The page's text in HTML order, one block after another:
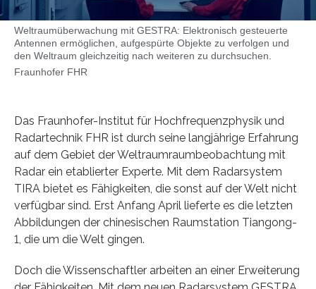
Weltraumüberwachung mit GESTRA: Elektronisch gesteuerte
Antennen ermöglichen, aufgespürte Objekte zu verfolgen und
den Weltraum gleichzeitig nach weiteren zu durchsuchen.
Fraunhofer FHR
Das Fraunhofer-Institut für Hochfrequenzphysik und
Radartechnik FHR ist durch seine langjährige Erfahrung
auf dem Gebiet der Weltraumraumbeobachtung mit
Radar ein etablierter Experte. Mit dem Radarsystem
TIRA bietet es Fähigkeiten, die sonst auf der Welt nicht
verfügbar sind. Erst Anfang April lieferte es die letzten
Abbildungen der chinesischen Raumstation Tiangong-
1, die um die Welt gingen.
Doch die Wissenschaftler arbeiten an einer Erweiterung